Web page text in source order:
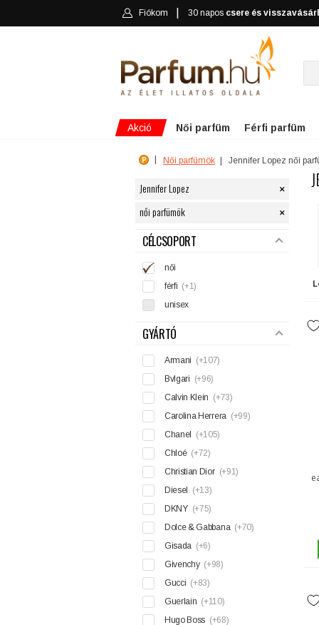
Fiókom 30 napos csere és
Akció Női parfüm Férfi parfüm
Női parfümök Jennifer Lopez női
Jennifer Lopez ×
női parfümök ×
SZŰRÉS
CÉLCSOPORT
női
férfi (+1)
unisex
GYÁRTÓ
Armani (+107)
Bvlgari (+96)
Calvin Klein (+73)
Carolina Herrera (+99)
Chanel
(+105)
Chloé (+72)
Christian Dior (+91)
Diesel
(+13)
DKNY (+75)
Dolce & Gabbana (+70)
Gisada (+6)
Givenchy (+98)
Gucci (+83)
Guerlain (+110)
Hugo Boss (+68)